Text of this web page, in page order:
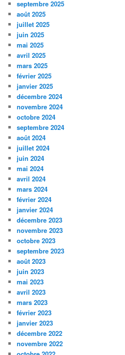
septembre 2025
août 2025
juillet 2025
juin 2025
mai 2025
avril 2025
mars 2025
février 2025
janvier 2025
décembre 2024
novembre 2024
octobre 2024
septembre 2024
août 2024
juillet 2024
juin 2024
mai 2024
avril 2024
mars 2024
février 2024
janvier 2024
décembre 2023
novembre 2023
octobre 2023
septembre 2023
août 2023
juin 2023
mai 2023
avril 2023
mars 2023
février 2023
janvier 2023
décembre 2022
novembre 2022